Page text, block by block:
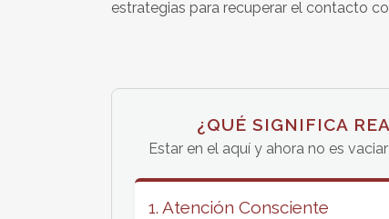
estrategias para recuperar el contacto
¿QUÉ SIGNIFICA
Estar en el aquí y ahora no es
1. Atención Consciente